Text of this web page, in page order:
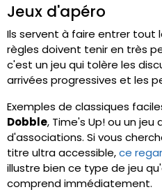
Jeux d'apéro
Ils servent à faire entrer tout
règles doivent tenir en très
c'est un jeu qui tolère les
arrivées progressives et les
Exemples de classiques
Dobble, Time's Up! ou un
d'associations. Si vous
titre ultra accessible,ce
illustre bien ce type de jeu
comprend immédiatement.